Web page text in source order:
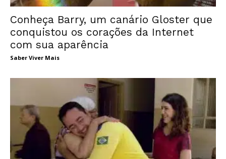
Conheça Barry, um canário Gloster que
conquistou os corações da Internet
com sua aparência
Saber Viver Mais